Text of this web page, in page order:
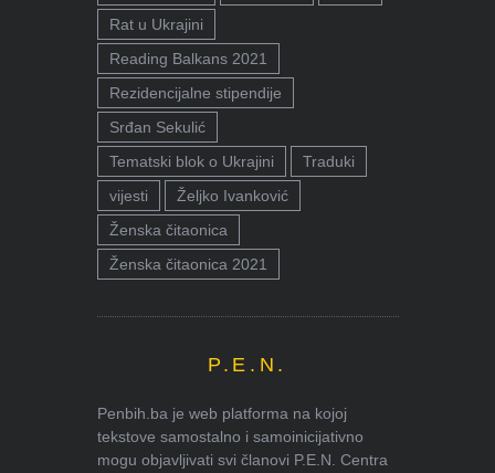
Rat u Ukrajini
Reading Balkans 2021
Rezidencijalne stipendije
Srđan Sekulić
Tematski blok o Ukrajini
Traduki
vijesti
Željko Ivanković
Ženska čitaonica
Ženska čitaonica 2021
P.E.N.
Penbih.ba je web platforma na kojoj
tekstove samostalno i samoinicijativno
mogu objavljivati svi članovi P.E.N. Centra